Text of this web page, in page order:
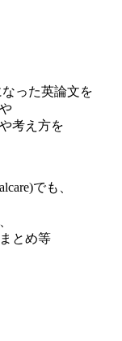
なった英論文を
考え方を
でも、
とめ等